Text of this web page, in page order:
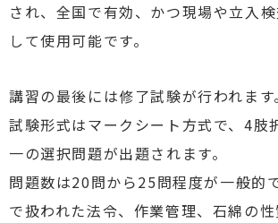
され、全国で有効、かつ現場や立入
して使用可能です。
講習の最後には修了試験が行われます。
試験形式はマークシート方式で、4肢
一の選択問題が出題されます。
問題数は20問から25問程度が一般的
で扱われた法令、作業管理、石綿の